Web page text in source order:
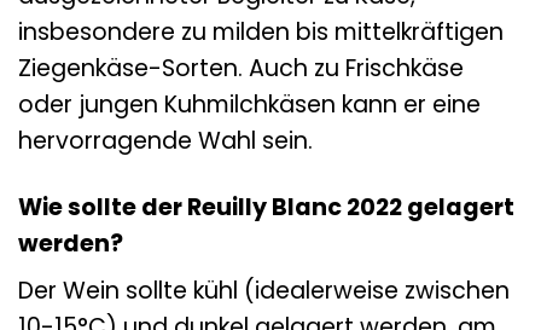
insbesondere zu milden bis mittelkräftigen
Ziegenkäse-Sorten. Auch zu Frischkäse
oder jungen Kuhmilchkäsen kann er eine
hervorragende Wahl sein.
Wie sollte der Reuilly Blanc 2022 gelagert
werden?
Der Wein sollte kühl (idealerweise zwischen